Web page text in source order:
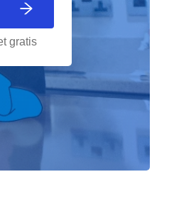
gratis